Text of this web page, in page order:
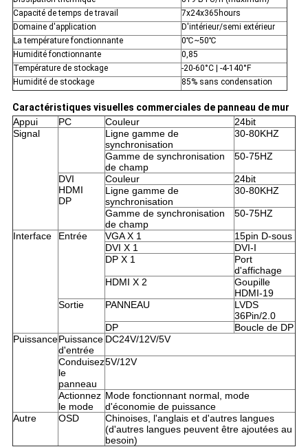
Capacité de temps de travail
7x24x365hours
Domaine d'application
D'intérieur/semi extérieur
La température fonctionnante
0℃~50℃
Humidité fonctionnante
0,85
Température de stockage
-20-60°C | -4-140°F
Humidité de stockage
85% sans condensation
Caractéristiques visuelles commerciales de panneau de mur
Appui
PC Couleur
24bit
Signal
Ligne gamme de
synchronisation
30-80KHZ
Gamme de synchronisation
de champ
50-75HZ
DVI
HDMI
DP
Couleur
24bit
Ligne gamme de
synchronisation
30-80KHZ
Gamme de synchronisation
de champ
50-75HZ
Interface Entrée VGA X 1
15pin D-sous
DVI X 1
DVI-I
DP X 1
Port
d'affichage
HDMI X 2
Goupille
HDMI-19
Sortie
PANNEAU
LVDS
36Pin/2.0
DP
Boucle de DP
PuissancePuissance
d'entrée
DC24V/12V/5V
Conduisez
le
panneau
5V/12V
Actionnez
le mode
Mode fonctionnant normal, mode
d'économie de puissance
Autre
OSD
Chinoises, l'anglais et d'autres langues
(d'autres langues peuvent être ajoutées au
besoin)